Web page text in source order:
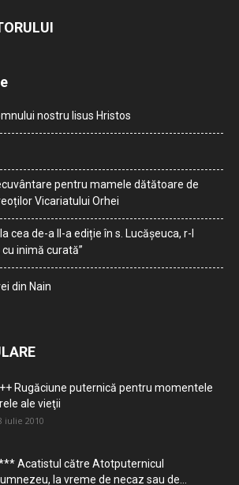
nostru Iisus Hristos
pentru mamele dătătoare de
Vicariatului Orhei
cea de-a II-a ediție în s. Lucășeuca, r-l
inimă curată”
din Nain
Rugăciune puternică pentru momentele
ale vieţii
iulie 2010
Acatistul către Atotputernicul
la vreme de necaz sau de...